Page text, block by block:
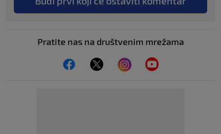
Pratite nas na društvenim mrežama